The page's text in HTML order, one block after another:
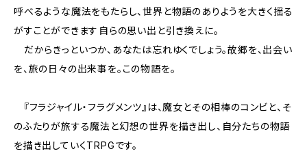
呼べるような魔法をもたらし、世界と物語のありようを大きく揺る
がすことができます――自らの思い出と引き換えに。
だからきっといつか、あなたは忘れゆくでしょう。故郷を、出会い
を、旅の日々の出来事を。この物語を。
『フラジャイル・フラグメンツ』は、魔女とその相棒のコンビと、そ
のふたりが旅する魔法と幻想の世界を描き出し、自分たちの物語
を描き出していくTRPGです。